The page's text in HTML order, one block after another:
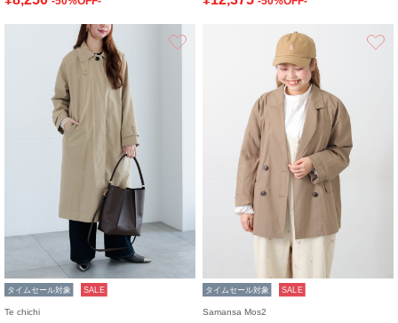
タイムセール対象 SALE
Te chichi
タイムセール対象 SALE
Samansa Mos2